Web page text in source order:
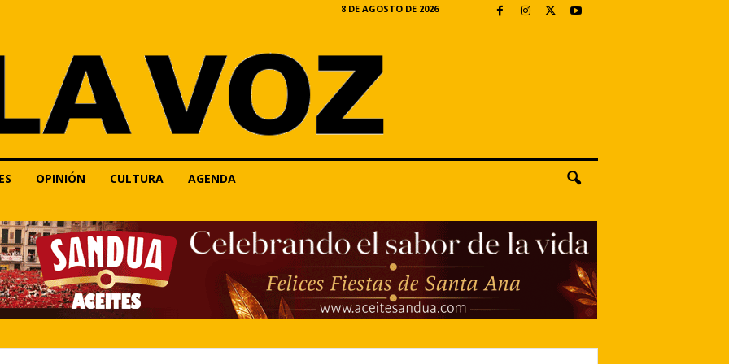
8 DE AGOSTO DE 2026
OPINIÓN CULTURA AGENDA